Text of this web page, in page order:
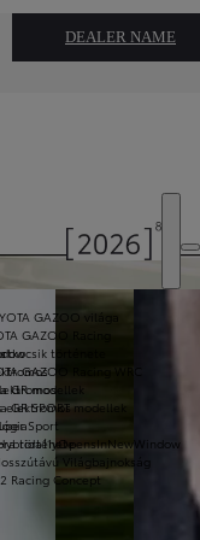
DEALER NAME
elektromos
a11yOpensInNewWindow
GAZOO világa
GAZOO Racing
története
GAZOO Racing WRC
GR modellek
GR SPORT modellek
Sport
története
Világbajnokság
Racing Concept